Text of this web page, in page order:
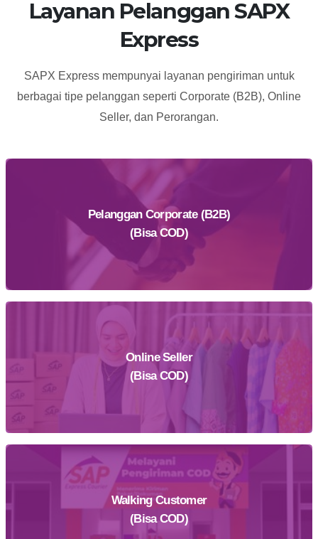
Layanan Pelanggan SAPX
Express
SAPX Express mempunyai layanan pengiriman untuk
berbagai tipe pelanggan seperti Corporate (B2B), Online
Seller, dan Perorangan.
Pelanggan Corporate (B2B)
(Bisa COD)
Daftar Sekarang
Online Seller
(Bisa COD)
Daftar Sekarang
Walking Customer
(Bisa COD)